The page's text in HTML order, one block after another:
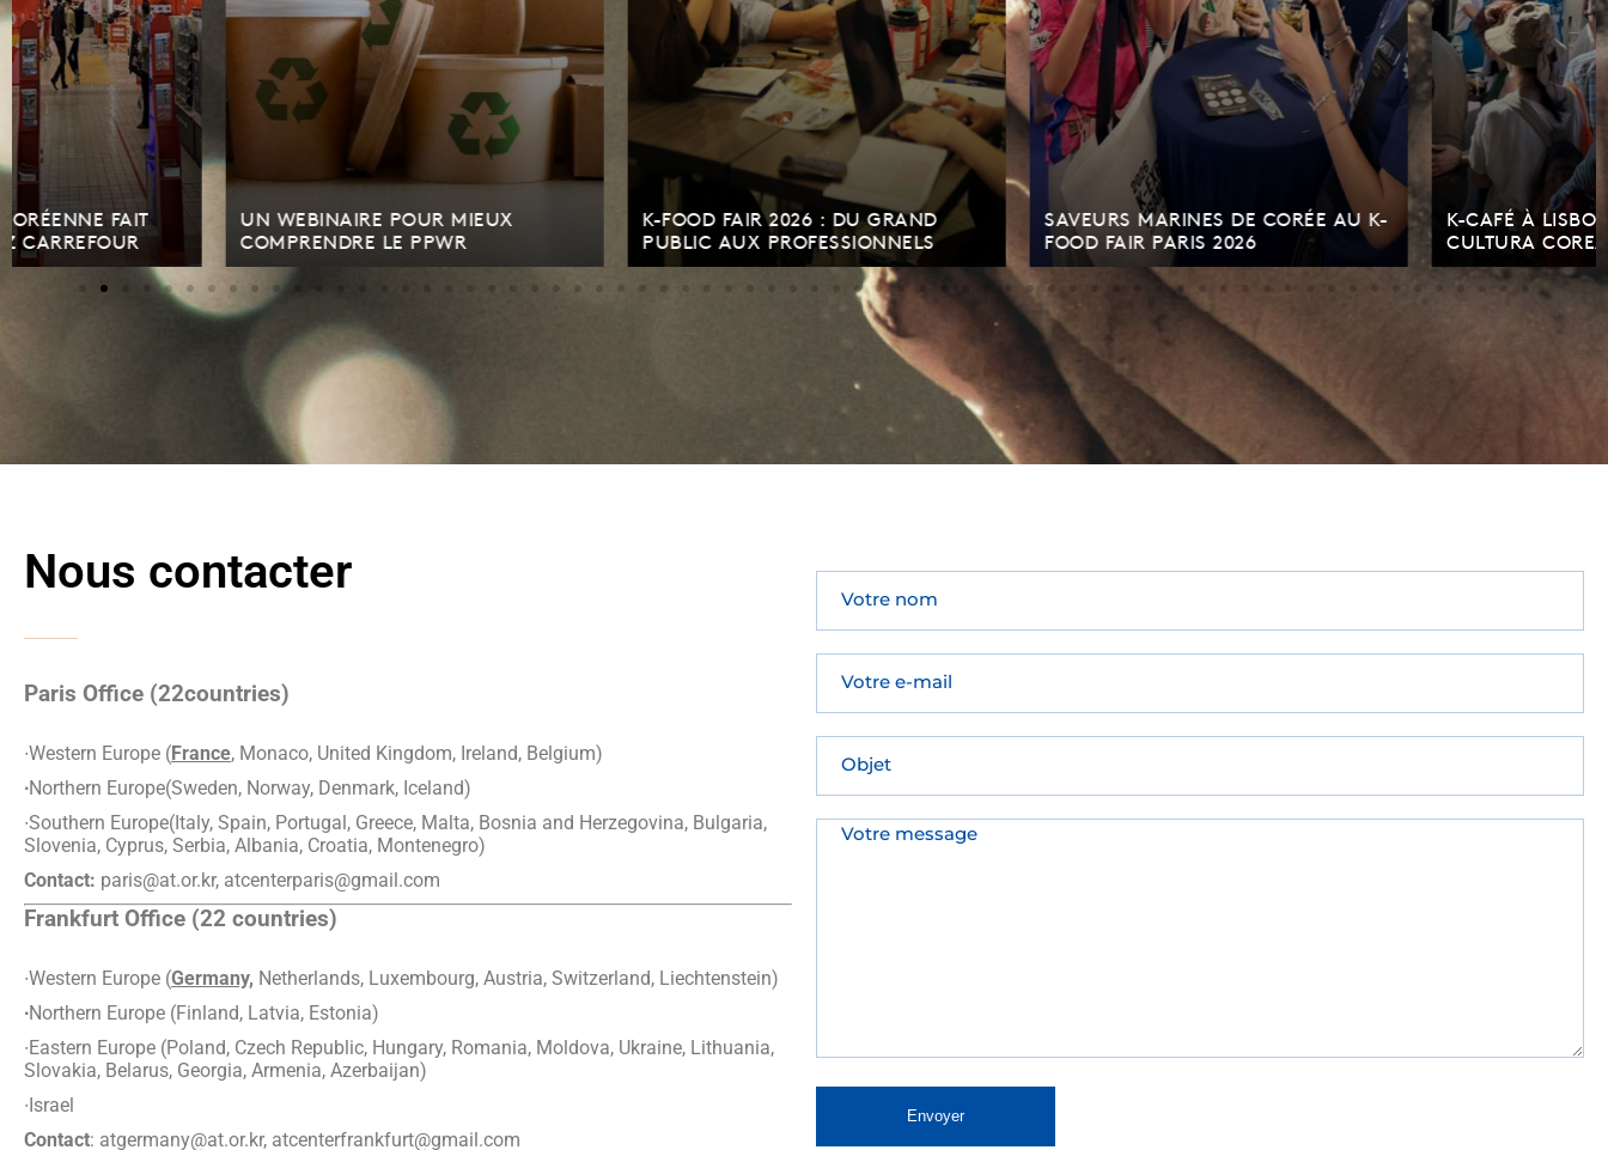
UN WEBINAIRE POUR MIEUX
COMPRENDRE LE PPWR
K-FOOD FAIR 2026 : DU GRAND
PUBLIC AUX PROFESSIONNELS
SAVEURS MARINES DE CORÉE AU K-
FOOD FAIR PARIS 2026
K-CAFÉ À LISBONNE – FESTA DA
CULTURA COREANA 2026
Nous contacter
Paris Office (22countries)
∙Western Europe (France, Monaco, United Kingdom, Ireland, Belgium)
∙Northern Europe(Sweden, Norway, Denmark, Iceland)
∙Southern Europe(Italy, Spain, Portugal, Greece, Malta, Bosnia and Herzegovina, Bulgaria,
Slovenia, Cyprus, Serbia, Albania, Croatia, Montenegro)
Contact: paris@at.or.kr, atcenterparis@gmail.com
Frankfurt Office (22 countries)
∙Western Europe (Germany, Netherlands, Luxembourg, Austria, Switzerland, Liechtenstein)
∙Northern Europe (Finland, Latvia, Estonia)
∙Eastern Europe (Poland, Czech Republic, Hungary, Romania, Moldova, Ukraine, Lithuania,
Slovakia, Belarus, Georgia, Armenia, Azerbaijan)
∙Israel
Contact: atgermany@at.or.kr, atcenterfrankfurt@gmail.com